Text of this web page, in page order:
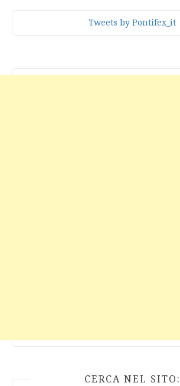
Tweets by Pontifex_it
CERCA NEL SITO: